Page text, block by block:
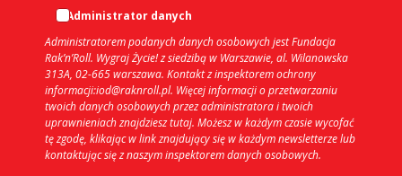
Administrator danych
Administratorem podanych danych osobowych jest Fundacja
Rak’n’Roll. Wygraj Życie! z siedzibą w Warszawie, al. Wilanowska
313A, 02-665 warszawa. Kontakt z inspektorem ochrony
informacji:iod@raknroll.pl. Więcej informacji o przetwarzaniu
twoich danych osobowych przez administratora i twoich
uprawnieniach znajdziesz tutaj. Możesz w każdym czasie wycofać
tę zgodę, klikając w link znajdujący się w każdym newsletterze lub
kontaktując się z naszym inspektorem danych osobowych.